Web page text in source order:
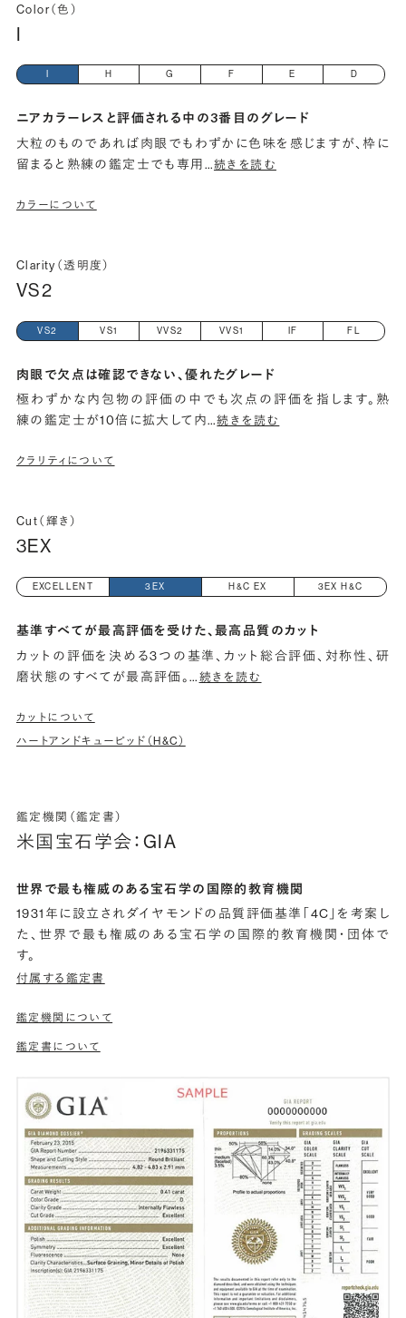
Color（色）
I
H G F E D
ニアカラーレスと評価される中の3番目のグレード
大粒のものであれば肉眼でもわずかに色味を感じますが、枠に
留まると熟練の鑑定士でも専用…続きを読む
カラーについて
Clarity（透明度）
VS2
VS2 VS1 VVS2 VVS1 IF FL
肉眼で欠点は確認できない、優れたグレード
極わずかな内包物の評価の中でも次点の評価を指します。熟
練の鑑定士が10倍に拡大して内…続きを読む
クラリティについて
Cut（輝き）
3EX
EXCELLENT 3EX H&C EX 3EX H&C
基準すべてが最高評価を受けた、最高品質のカット
カットの評価を決める3つの基準、カット総合評価、対称性、研
磨状態のすべてが最高評価。…続きを読む
カットについて
ハートアンドキューピッド（H&C）
鑑定機関（鑑定書）
米国宝石学会：GIA
世界で最も権威のある宝石学の国際的教育機関
1931年に設立されダイヤモンドの品質評価基準「4C」を考案し
た、世界で最も権威のある宝石学の国際的教育機関・団体で
す。
付属する鑑定書
鑑定機関について
鑑定書について